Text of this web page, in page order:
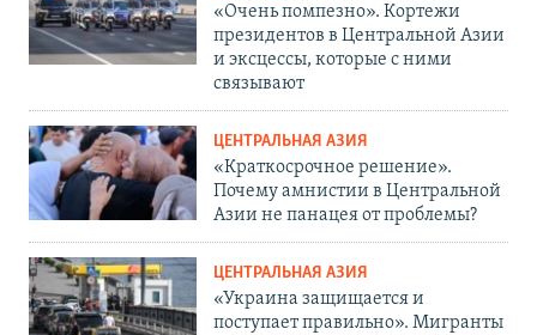
«Очень помпезно». Кортежи
президентов в Центральной Азии
и эксцессы, которые с ними
связывают
ЦЕНТРАЛЬНАЯ АЗИЯ
«Краткосрочное решение».
Почему амнистии в Центральной
Азии не панацея от проблемы?
ЦЕНТРАЛЬНАЯ АЗИЯ
«Украина защищается и
поступает правильно». Мигранты